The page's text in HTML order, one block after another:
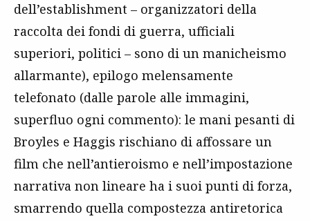
dell’establishment – organizzatori della
raccolta dei fondi di guerra, ufficiali
superiori, politici – sono di un manicheismo
allarmante), epilogo melensamente
telefonato (dalle parole alle immagini,
superfluo ogni commento): le mani pesanti di
Broyles e Haggis rischiano di affossare un
film che nell’antieroismo e nell’impostazione
narrativa non lineare ha i suoi punti di forza,
smarrendo quella compostezza antiretorica